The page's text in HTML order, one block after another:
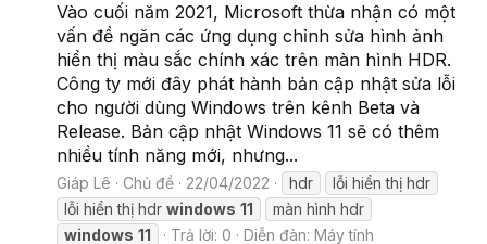
Vào cuối năm 2021, Microsoft thừa nhận có một
vấn đề ngăn các ứng dụng chỉnh sửa hình ảnh
hiển thị màu sắc chính xác trên màn hình HDR.
Công ty mới đây phát hành bản cập nhật sửa lỗi
cho người dùng Windows trên kênh Beta và
Release. Bản cập nhật Windows 11 sẽ có thêm
nhiều tính năng mới, nhưng...
Giáp Lê Chủ đề 22/04/2022 hdr
lỗi hiển thị hdr
lỗi hiển thị hdr windows 11
màn hình hdr
windows 11 Trả lời: 0 Diễn đàn: Máy tính